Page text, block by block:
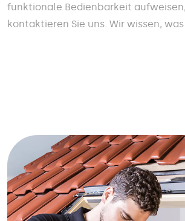
funktionale Bedienbarkeit
kontaktieren Sie uns. Wir wissen,